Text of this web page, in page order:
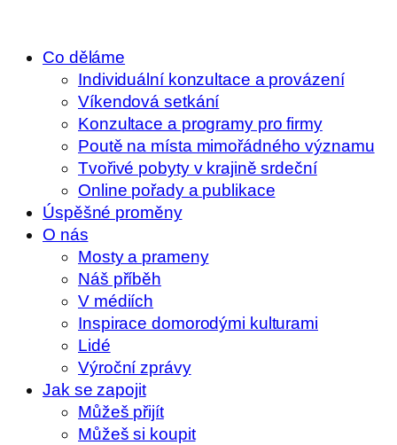
Co děláme
Individuální konzultace a provázení
Víkendová setkání
Konzultace a programy pro firmy
Poutě na místa mimořádného významu
Tvořivé pobyty v krajině srdeční
Online pořady a publikace
Úspěšné proměny
O nás
Mosty a prameny
Náš příběh
V médiích
Inspirace domorodými kulturami
Lidé
Výroční zprávy
Jak se zapojit
Můžeš přijít
Můžeš si koupit